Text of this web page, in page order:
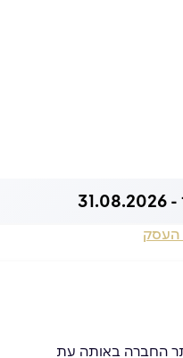
העסק
החברה באותה עת